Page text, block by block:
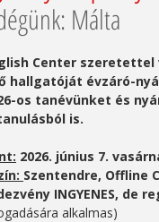
Málta
Center
hallgatóját évzáró-
os tanévünket és
is.
2026. június 7.
Szentendre, Offline
INGYENES, de
alkalmas)